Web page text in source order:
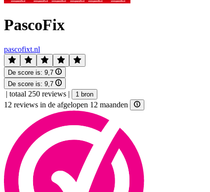
PascoFix
pascofixt.nl
De score is: 9,7
De score is: 9,7
| totaal 250 reviews | 1 bron
12 reviews in de afgelopen 12 maanden